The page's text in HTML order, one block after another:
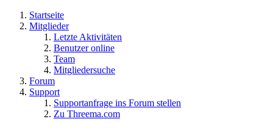
Startseite
Mitglieder
Letzte Aktivitäten
Benutzer online
Team
Mitgliedersuche
Forum
Support
Supportanfrage ins Forum stellen
Zu Threema.com